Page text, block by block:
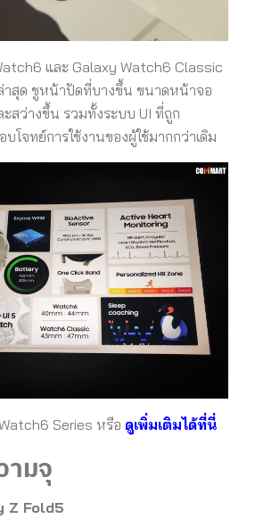
และ Galaxy Watch6 Classic
าสุด ชูหน้าปัดที่บางขึ้น ขนาดหน้าจอ
สว่างขึ้น รวมทั้งระบบ UI ที่ถูก
โจทย์การใช้งานของผู้ใช้มากกว่าเดิม
Series หรือ ดูเพิ่มเติมได้ที่นี่
ามจุ
Z Fold5